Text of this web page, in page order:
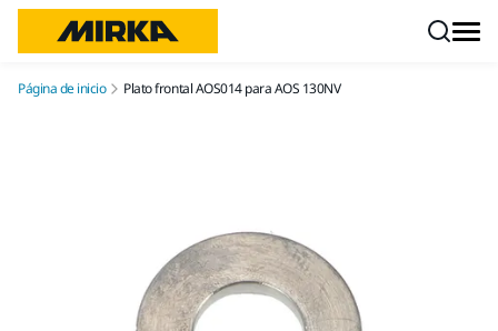
Página de inicio Plato frontal AOS014 para AOS 130NV